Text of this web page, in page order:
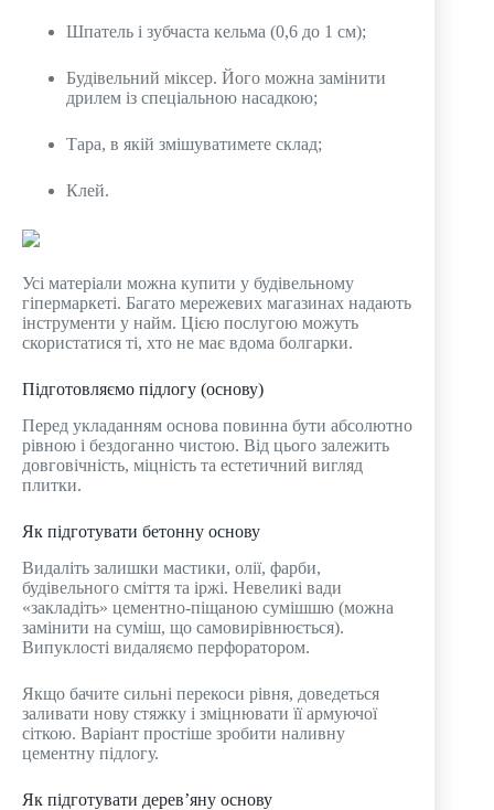
Шпатель і зубчаста кельма (0,6 до 1 см);
Будівельний міксер. Його можна замінити
дрилем із спеціальною насадкою;
Тара, в якій змішуватимете склад;
Клей.
Усі матеріали можна купити у будівельному
гіпермаркеті. Багато мережевих магазинах надають
інструменти у найм. Цією послугою можуть
скористатися ті, хто не має вдома болгарки.
Підготовляємо підлогу (основу)
Перед укладанням основа повинна бути абсолютно
рівною і бездоганно чистою. Від цього залежить
довговічність, міцність та естетичний вигляд
плитки.
Як підготувати бетонну основу
Видаліть залишки мастики, олії, фарби,
будівельного сміття та іржі. Невеликі вади
«закладіть» цементно-піщаною сумішшю (можна
замінити на суміш, що самовирівнюється).
Випуклості видаляємо перфоратором.
Якщо бачите сильні перекоси рівня, доведеться
заливати нову стяжку і зміцнювати її армуючої
сіткою. Варіант простіше зробити наливну
цементну підлогу.
Як підготувати дерев’яну основу